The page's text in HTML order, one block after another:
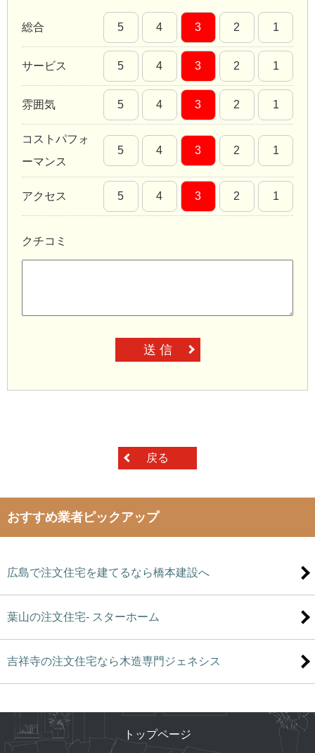
総合 5 4 3 2 1
サービス 5 4 3 2 1
雰囲気 5 4 3 2 1
コストパフォ
ーマンス
5 4 3 2 1
アクセス 5 4 3 2 1
クチコミ
送 信
戻る
おすすめ業者ピックアップ
広島で注文住宅を建てるなら橋本建設へ
葉山の注文住宅- スターホーム
吉祥寺の注文住宅なら木造専門ジェネシス
トップページ